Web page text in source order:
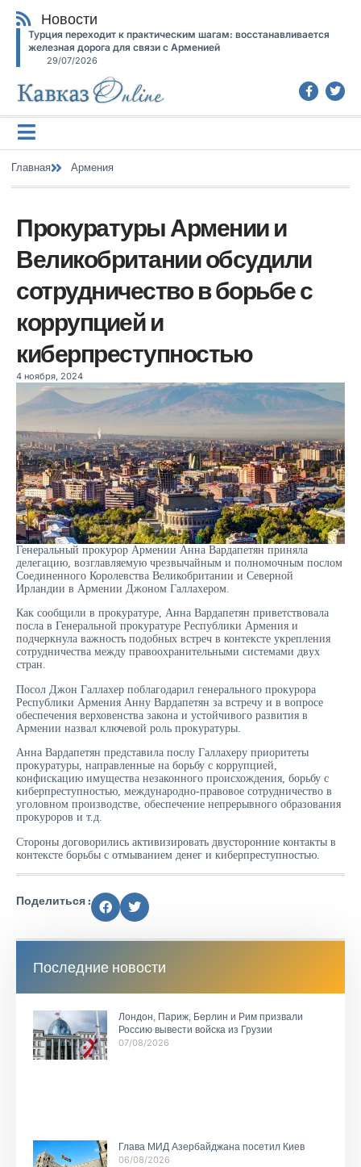
Новости
Турция переходит к практическим шагам: восстанавливается
железная дорога для связи с Арменией
29/07/2026
Главная Армения
Прокуратуры Армении и
Великобритании обсудили
сотрудничество в борьбе с
коррупцией и
киберпреступностью
4 ноября, 2024
Генеральный прокурор Армении Анна Вардапетян приняла
делегацию, возглавляемую чрезвычайным и полномочным послом
Соединенного Королевства Великобритании и Северной
Ирландии в Армении Джоном Галлахером.
Как сообщили в прокуратуре, Анна Вардапетян приветствовала
посла в Генеральной прокуратуре Республики Армения и
подчеркнула важность подобных встреч в контексте укрепления
сотрудничества между правоохранительными системами двух
стран.
Посол Джон Галлахер поблагодарил генерального прокурора
Республики Армения Анну Вардапетян за встречу и в вопросе
обеспечения верховенства закона и устойчивого развития в
Армении назвал ключевой роль прокуратуры.
Анна Вардапетян представила послу Галлахеру приоритеты
прокуратуры, направленные на борьбу с коррупцией,
конфискацию имущества незаконного происхождения, борьбу с
киберпреступностью, международно-правовое сотрудничество в
уголовном производстве, обеспечение непрерывного образования
прокуроров и т.д.
Стороны договорились активизировать двусторонние контакты в
контексте борьбы с отмыванием денег и киберпреступностью.
Поделиться :
Последние новости
Лондон, Париж, Берлин и Рим призвали
Россию вывести войска из Грузии
07/08/2026
Глава МИД Азербайджана посетил Киев
06/08/2026